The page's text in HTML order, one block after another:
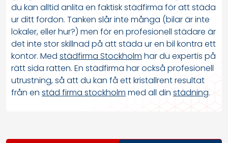
du kan alltid anlita en faktisk städfirma för att städa
ur ditt fordon. Tanken slår inte många (bilar är inte
lokaler, eller hur?) men för en profesionell städare är
det inte stor skillnad på att städa ur en bil kontra ett
kontor. Med städfirma Stockholm har du expertis på
rätt sida ratten. En städfirma har också profesionell
utrustning, så att du kan få ett kristallrent resultat
från en städ firma stockholm med all din städning.